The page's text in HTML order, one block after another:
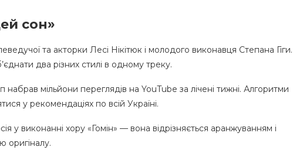
сон»
та акторки Лесі Нікітюк і молодого виконавця Степана Гіги.
два різних стилі в одному треку.
набрав мільйони переглядів на YouTube за лічені тижні. Алгоритми
у рекомендаціях по всій Україні.
у виконанні хору «Гомін» — вона відрізняється аранжуванням і
оригіналу.